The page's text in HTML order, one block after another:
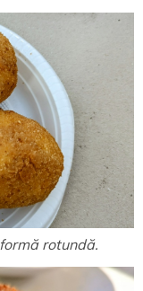
rotundă.